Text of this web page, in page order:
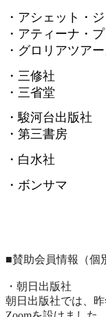
・アシェット・
・アティーナ・
・グロリアツア
・三修社
・三省堂
・駿河台出版社
・第三書房
・白水社
・ボンサマ
■賛助会員情報（個
・朝日出版社
朝日出版社では、